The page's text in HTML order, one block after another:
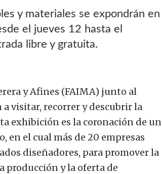
y materiales se expondrán en
el jueves 12 hasta el
libre y gratuita.
y Afines (FAIMA) junto al
visitar, recorrer y descubrir la
exhibición es la coronación de un
en el cual más de 20 empresas
diseñadores, para promover la
producción y la oferta de